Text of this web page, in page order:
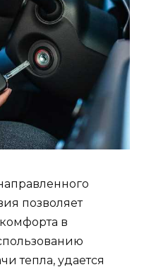
позволяет
в
тепла, удается